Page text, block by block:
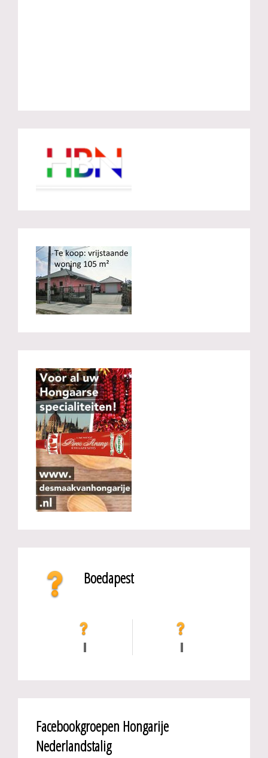
Boedapest
Facebookgroepen Hongarije
Nederlandstalig